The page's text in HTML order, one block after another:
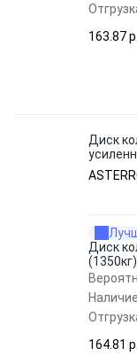
163.87 p.
Диск
Диск
Наличие
164.81 p.